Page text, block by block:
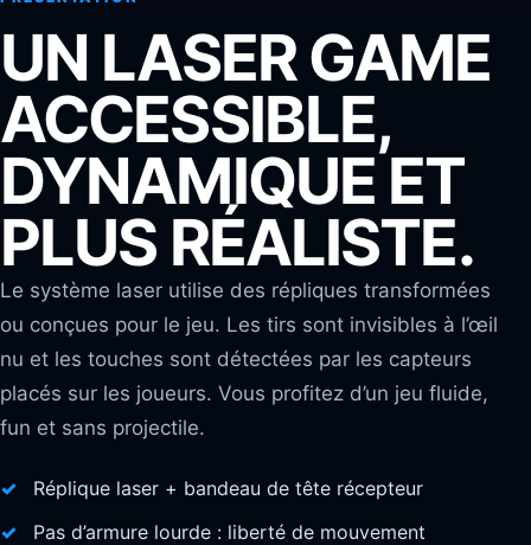
UN LASER GAME
ACCESSIBLE,
DYNAMIQUE ET
PLUS RÉALISTE.
Le système laser utilise des répliques transformées
ou conçues pour le jeu. Les tirs sont invisibles à l’œil
nu et les touches sont détectées par les capteurs
placés sur les joueurs. Vous profitez d’un jeu fluide,
fun et sans projectile.
Réplique laser + bandeau de tête récepteur
Pas d’armure lourde : liberté de mouvement